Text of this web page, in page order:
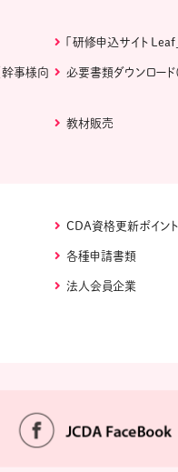
「研修申込サイト Leaf
幹事様向
必要書類ダウンロード
教材販売
CDA資格更新ポイン
各種申請書類
法人会員企業